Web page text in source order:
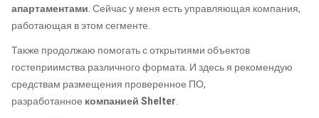
апартаментами. Сейчас у меня есть управляющая компания,
работающая в этом сегменте.
Также продолжаю помогать с открытиями объектов
гостеприимства различного формата. И здесь я рекомендую
средствам размещения проверенное ПО,
разработанное компанией Shelter.